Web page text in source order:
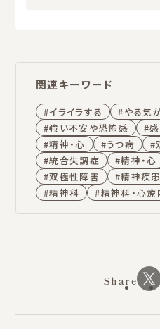
関連キーワード
イライラする
やる気
強い不安や恐怖感
精神・心
うつ病
統合失調症
精神・心
双極性障害
精神疾患
精神科
精神科・心療
Share